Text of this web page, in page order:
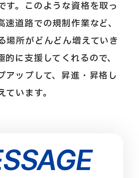
す。このような資格を取っ
速道路での規制作業など、
場所がどんどん増えていき
的に支援してくれるので、
アップして、昇進・昇格し
ています。